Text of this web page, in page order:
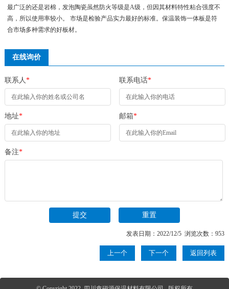
最广泛的还是岩棉，发泡陶瓷虽然防火等级是A级，但因其材料特性粘合强度不
高，所以使用率较小。 市场是检验产品实力最好的标准。保温装饰一体板是符
合市场多种需求的好板材。
在线询价
联系人 * 联系电话*
地址* 邮箱*
备注*
发表日期：2022/12/5 浏览次数：953
上一个 下一个 返回列表